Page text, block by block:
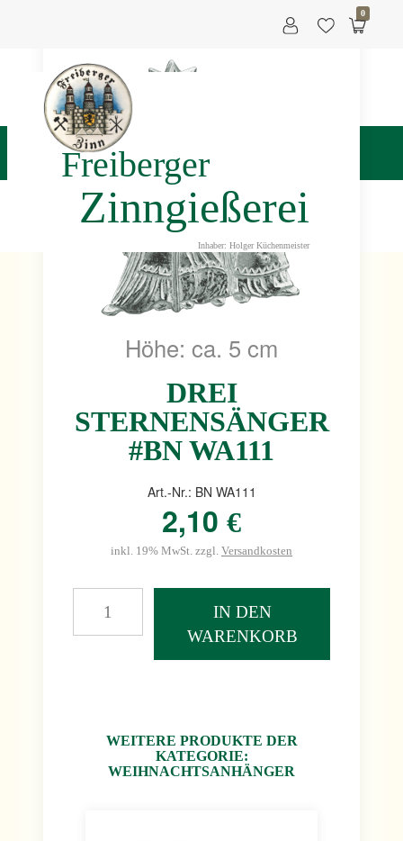
Freiberger
Zinngießerei
Inhaber: Holger Küchenmeister
0
Höhe: ca. 5 cm
DREI
STERNENSÄNGER
#BN WA111
Art.-Nr.: BN WA111
2,10 €
inkl. 19% MwSt. zzgl. Versandkosten
IN DEN
WARENKORB
WEITERE PRODUKTE DER
KATEGORIE:
WEIHNACHTSANHÄNGER